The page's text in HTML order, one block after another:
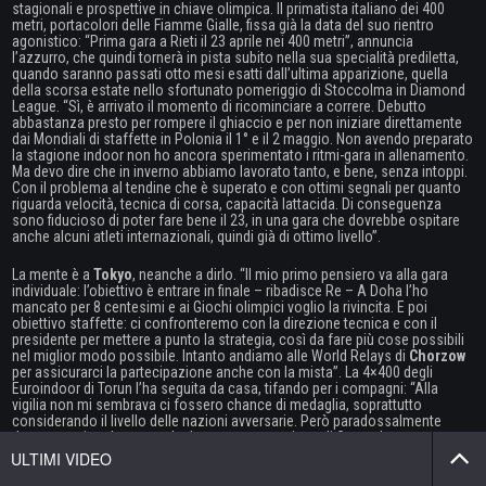
stagionali e prospettive in chiave olimpica. Il primatista italiano dei 400
metri, portacolori delle Fiamme Gialle, fissa già la data del suo rientro
agonistico: “Prima gara a Rieti il 23 aprile nei 400 metri”, annuncia
l’azzurro, che quindi tornerà in pista subito nella sua specialità prediletta,
quando saranno passati otto mesi esatti dall’ultima apparizione, quella
della scorsa estate nello sfortunato pomeriggio di Stoccolma in Diamond
League. “Sì, è arrivato il momento di ricominciare a correre. Debutto
abbastanza presto per rompere il ghiaccio e per non iniziare direttamente
dai Mondiali di staffette in Polonia il 1° e il 2 maggio. Non avendo preparato
la stagione indoor non ho ancora sperimentato i ritmi-gara in allenamento.
Ma devo dire che in inverno abbiamo lavorato tanto, e bene, senza intoppi.
Con il problema al tendine che è superato e con ottimi segnali per quanto
riguarda velocità, tecnica di corsa, capacità lattacida. Di conseguenza
sono fiducioso di poter fare bene il 23, in una gara che dovrebbe ospitare
anche alcuni atleti internazionali, quindi già di ottimo livello”.
La mente è aTokyo, neanche a dirlo. “Il mio primo pensiero va alla gara
individuale: l’obiettivo è entrare in finale – ribadisce Re – A Doha l’ho
mancato per 8 centesimi e ai Giochi olimpici voglio la rivincita. E poi
obiettivo staffette: ci confronteremo con la direzione tecnica e con il
presidente per mettere a punto la strategia, così da fare più cose possibili
nel miglior modo possibile. Intanto andiamo alle World Relays di Chorzow
per assicurarci la partecipazione anche con la mista”. La 4×400 degli
Euroindoor di Torun l’ha seguita da casa, tifando per i compagni: “Alla
vigilia non mi sembrava ci fossero chance di medaglia, soprattutto
considerando il livello delle nazioni avversarie. Però paradossalmente
dopo aver visto la gara, tolta la controprestazione di Grant che comunque
è un ragazzo forte e saprà rifarsi, ho trovato una squadra ampiamente da
podio. Vladimir Aceti eccezionale, la sua è stata una super stagione